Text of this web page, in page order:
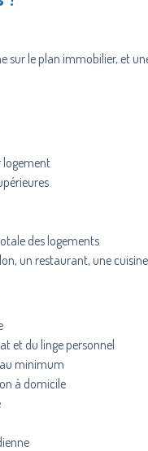
sur le plan immobilier, et
logement
des logements
un restaurant, une
et du linge personnel
minimum
à domicile